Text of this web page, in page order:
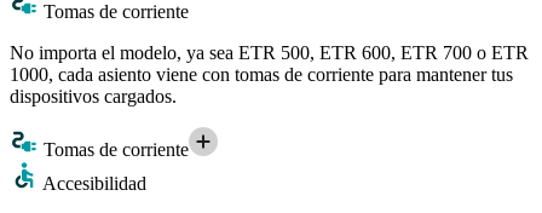
Tomas de corriente
No importa el modelo, ya sea ETR 500, ETR 600, ETR 700 o ETR
1000, cada asiento viene con tomas de corriente para mantener tus
dispositivos cargados.
Tomas de corriente
Accesibilidad